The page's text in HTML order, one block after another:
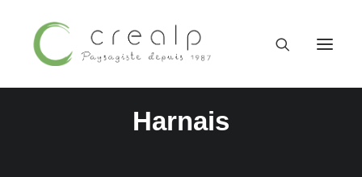
Harnais